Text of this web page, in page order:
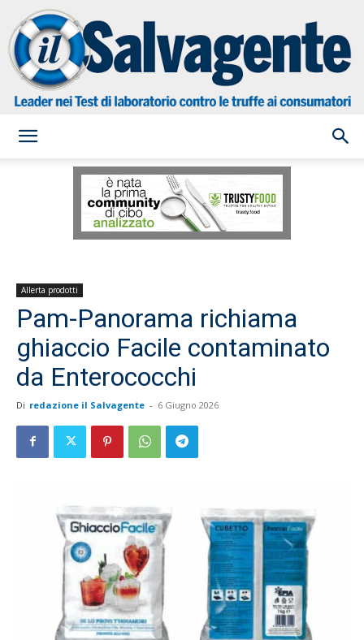
Salvagente
Allerta prodotti
Pam-Panorama richiama
ghiaccio Facile contaminato
da Enterococchi
Di redazione il Salvagente - 6 Giugno 2026